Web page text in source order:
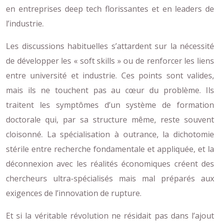
en entreprises deep tech florissantes et en leaders de
l’industrie.
Les discussions habituelles s’attardent sur la nécessité
de développer les « soft skills » ou de renforcer les liens
entre université et industrie. Ces points sont valides,
mais ils ne touchent pas au cœur du problème. Ils
traitent les symptômes d’un système de formation
doctorale qui, par sa structure même, reste souvent
cloisonné. La spécialisation à outrance, la dichotomie
stérile entre recherche fondamentale et appliquée, et la
déconnexion avec les réalités économiques créent des
chercheurs ultra-spécialisés mais mal préparés aux
exigences de l’innovation de rupture.
Et si la véritable révolution ne résidait pas dans l’ajout